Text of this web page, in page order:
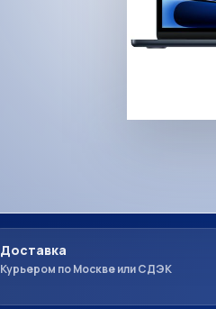
Доставка
Курьером по Москве или СДЭК